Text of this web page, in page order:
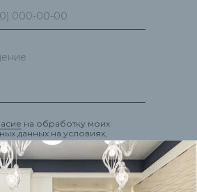
на обработку моих
данных на условиях,
Политике